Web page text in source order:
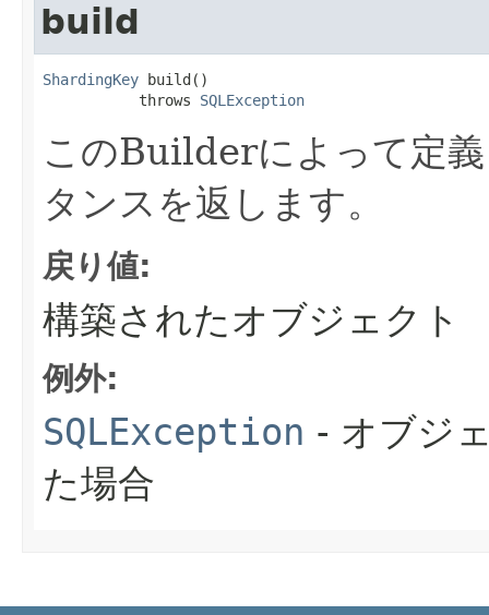
build
ShardingKey build()
           throws
SQLException
このBuilderによって定
タンスを返します。
戻り値:
構築されたオブジェクト
例外:
SQLException - オブジ
た場合